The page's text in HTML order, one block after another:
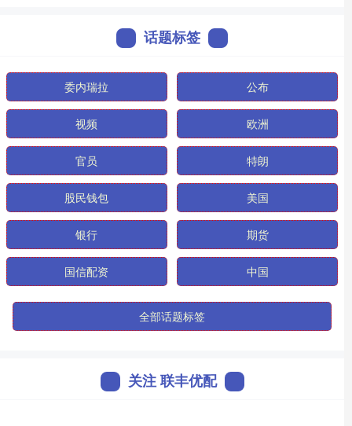
话题标签
委内瑞拉 公布
视频 欧洲
官员 特朗
股民钱包 美国
银行 期货
国信配资 中国
全部话题标签
关注 联丰优配